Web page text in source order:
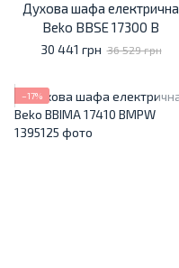
Духова шафа електрична
Beko BBSE 17300 B
30 441 грн 36 529 грн
−17%